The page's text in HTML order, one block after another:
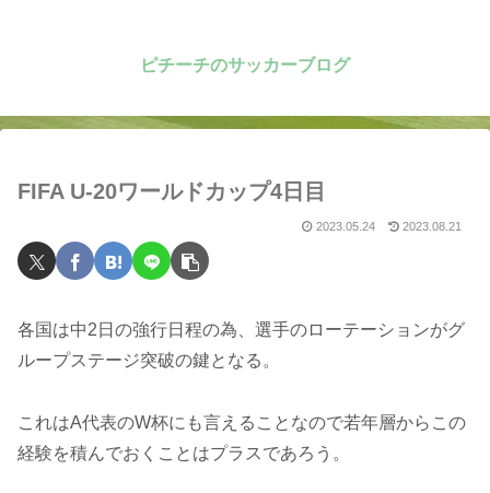
ピチーチのサッカーブログ
FIFA U-20ワールドカップ4日目
2023.05.24 2023.08.21
各国は中2日の強行日程の為、選手のローテーションがグ
ループステージ突破の鍵となる。
これはA代表のW杯にも言えることなので若年層からこの
経験を積んでおくことはプラスであろう。